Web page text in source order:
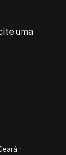
uma